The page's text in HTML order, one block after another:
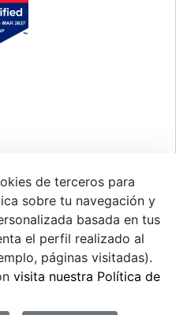
de terceros para
sobre tu navegación y
basada en tus
el perfil realizado al
páginas visitadas).
visita nuestra Política de